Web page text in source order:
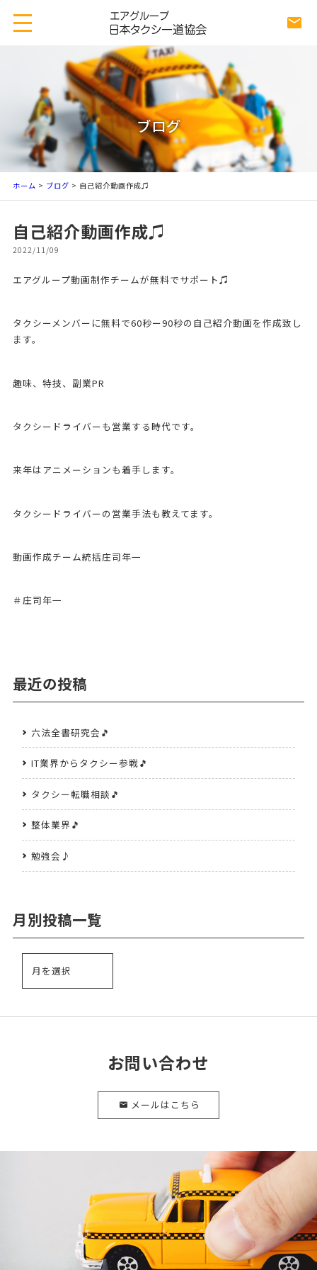
ブログ
ホーム > ブログ > 自己紹介動画作成♫
自己紹介動画作成♫
2022/11/09
エアグループ動画制作チームが無料でサポート♫
タクシーメンバーに無料で60秒ー90秒の自己紹介動画を作成致し
ます。
趣味、特技、副業PR
タクシードライバーも営業する時代です。
来年はアニメーションも着手します。
タクシードライバーの営業手法も教えてます。
動画作成チーム統括庄司年一
＃庄司年一
最近の投稿
六法全書研究会🎵
IT業界からタクシー参戦🎵
タクシー転職相談🎵
整体業界🎵
勉強会♪
月別投稿一覧
お問い合わせ
メールはこちら